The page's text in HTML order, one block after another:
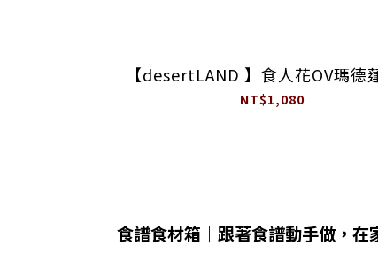
【desertLAND 】食人花OV瑪德
NT$1,080
食譜食材箱｜跟著食譜動手做，